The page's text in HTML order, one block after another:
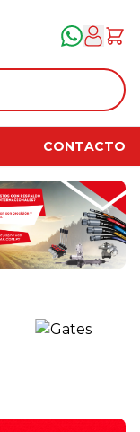
CONTACTO